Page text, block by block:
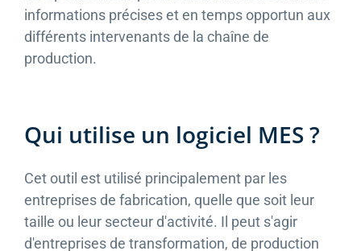
informations précises et en temps opportun aux
différents intervenants de la chaîne de
production.
Qui utilise un logiciel MES ?
Cet outil est utilisé principalement par les
entreprises de fabrication, quelle que soit leur
taille ou leur secteur d'activité. Il peut s'agir
d'entreprises de transformation, de production